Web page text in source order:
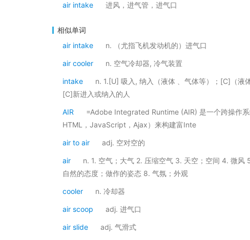
air intake 进风，进气管，进气口
相似单词
air intake
n. （尤指飞机发动机的）进气口
air cooler n. 空气冷却器, 冷气装置
intake
n. 1.[U] 吸入, 纳入（液体﹑ 气体等）；[C]（液
[C]新进入或纳入的人
AIR
=Adobe Integrated Runtime (AIR) 是一个跨操作
HTML，JavaScript，Ajax）来构建富Inte
air to air adj. 空对空的
air
n. 1. 空气；大气 2. 压缩空气 3. 天空；空间 4. 微风
自然的态度；做作的姿态 8. 气氛；外观
cooler n. 冷却器
air scoop adj. 进气口
air slide adj. 气滑式